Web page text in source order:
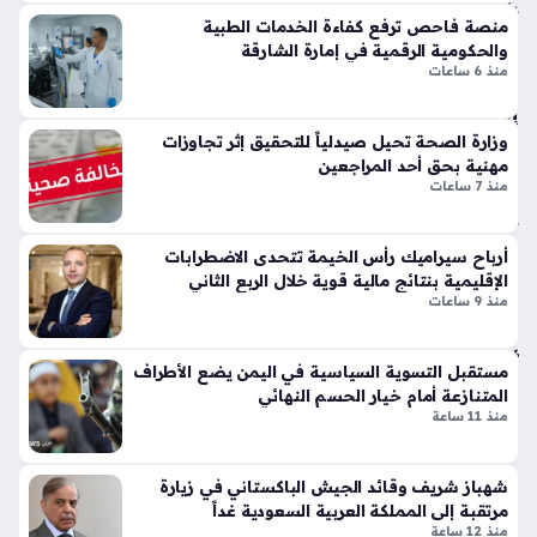
تي
س
وبر
ورت
س
تك
قوا
عد
الت
ص
م
الت
قلي
بلم
سا
ت
ث
مل
فا
إقل
يمي
ة
ح
سا
س
ة
وم
يري
ة
منذ
واح
بعدما أعلنت وزارة الدفاع السعودية عن تعيين اللواء البحري الركن
عبدالله بن سالم الشهري قائداً له، وهي خطوة تأتي لتعزيز البناء
منصة فاحص ترفع كفاءة الخدمات الطبية
والحكومية الرقمية في إمارة الشارقة
منذ 6 ساعات
وزارة الصحة تحيل صيدلياً للتحقيق إثر تجاوزات
مهنية بحق أحد المراجعين
منذ 7 ساعات
أرباح سيراميك رأس الخيمة تتحدى الاضطرابات
الإقليمية بنتائج مالية قوية خلال الربع الثاني
منذ 9 ساعات
مستقبل التسوية السياسية في اليمن يضع الأطراف
المتنازعة أمام خيار الحسم النهائي
منذ 11 ساعة
شهباز شريف وقائد الجيش الباكستاني في زيارة
مرتقبة إلى المملكة العربية السعودية غداً
منذ 12 ساعة